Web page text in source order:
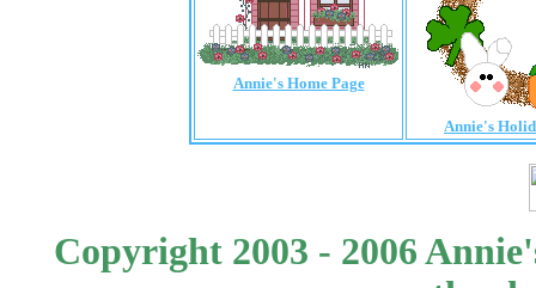
Annie's Home Page
Annie's
Copyright 2003 - 2006